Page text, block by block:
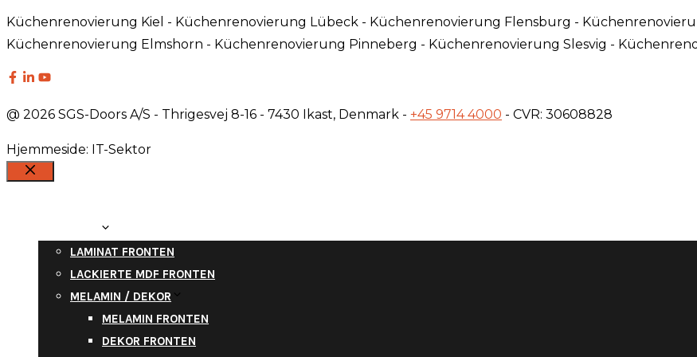
Küchenrenovierung Kiel - Küchenrenovierung Lübeck - Küchenrenovierung Flensburg -
Küchenrenovierung Elmshorn - Küchenrenovierung Pinneberg - Küchenrenovierung Slesvig -
@ 2026 SGS-Doors A/S - Thrigesvej 8-16 - 7430 Ikast, Denmark - +45 9714 4000 - CVR: 30608828
Hjemmeside: IT-Sektor
Schließen
LAMINAT FRONTEN
LACKIERTE MDF FRONTEN
MELAMIN / DEKOR
MELAMIN FRONTEN
DEKOR FRONTEN